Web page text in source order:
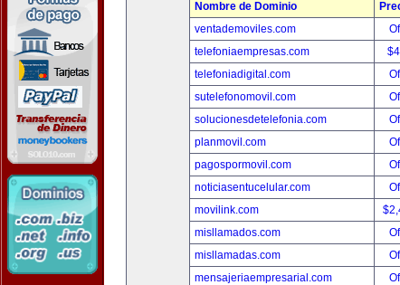
Nombre de Dominio
ventademoviles.com
telefoniaempresas.com
telefoniadigital.com
sutelefonomovil.com
solucionesdetelefonia.com
planmovil.com
pagospormovil.com
noticiasentucelular.com
movilink.com
misllamados.com
misllamadas.com
mensajeriaempresarial.com